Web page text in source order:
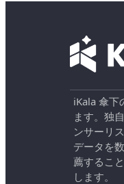
iKala 傘下
ます。独
ンサーリ
データを
薦するこ
します。